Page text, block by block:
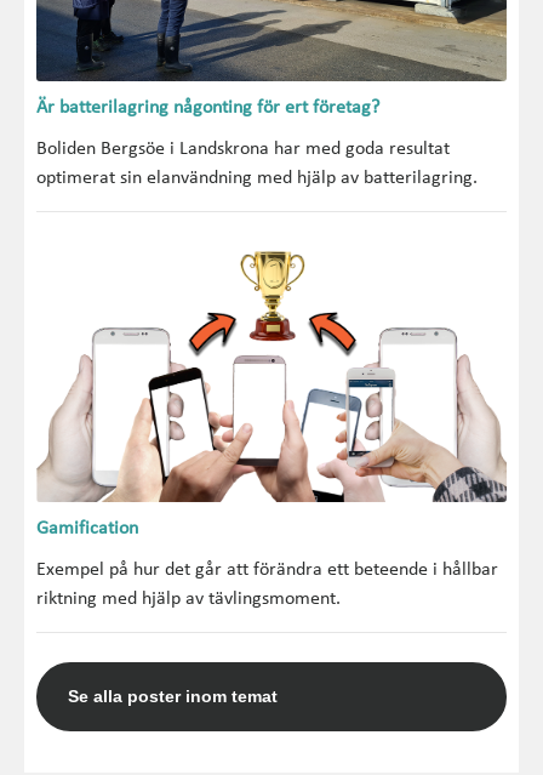
Är batterilagring någonting för ert företag?
Boliden Bergsöe i Landskrona har med goda resultat
optimerat sin elanvändning med hjälp av batterilagring.
Gamification
Exempel på hur det går att förändra ett beteende i hållbar
riktning med hjälp av tävlingsmoment.
Se alla poster inom temat